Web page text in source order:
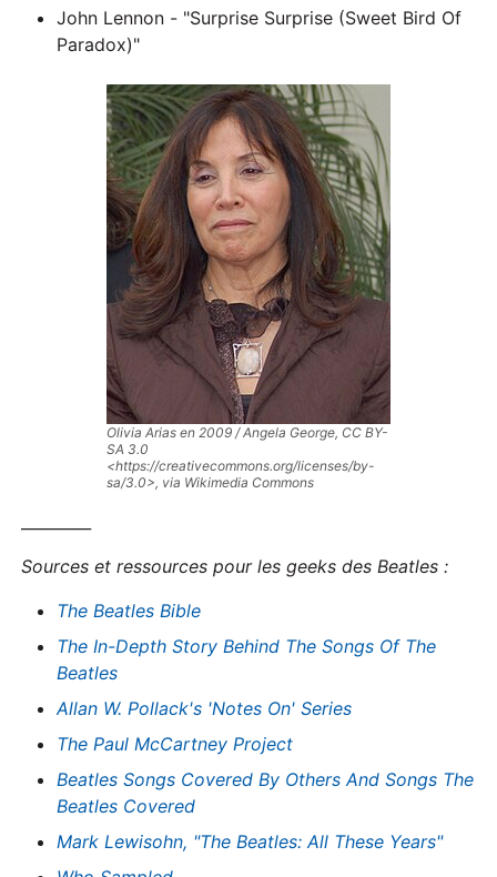
John Lennon - "Surprise Surprise (Sweet Bird Of
Paradox)"
Olivia Arias en 2009 / Angela George, CC BY-
SA 3.0
<https://creativecommons.org/licenses/by-
sa/3.0>, via Wikimedia Commons
Sources et ressources pour les geeks des Beatles :
The Beatles Bible
The In-Depth Story Behind The Songs Of The
Beatles
Allan W. Pollack's 'Notes On' Series
The Paul McCartney Project
Beatles Songs Covered By Others And Songs The
Beatles Covered
Mark Lewisohn, "The Beatles: All These Years"